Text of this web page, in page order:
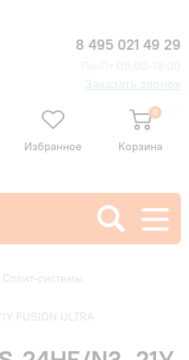
8 495 021 49 29
Заказать звонок
Избранное
0
Корзина
Сплит-системы
FUSION ULTRA